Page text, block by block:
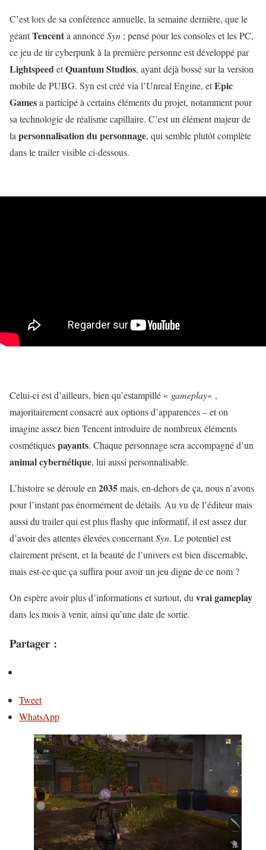
C’est lors de sa conférence annuelle, la semaine dernière, que le
géantTencenta annoncéSyn ; pensé pour les consoles et les PC,
ce jeu de tir cyberpunk à la première personne est développé par
LightspeedetQuantum Studios, ayant déjà bossé sur la version
mobile de PUBG. Syn est créé via l’Unreal Engine, etEpic
Gamesa participé à certains éléments du projet, notamment pour
sa technologie de réalisme capillaire. C’est un élément majeur de
la personnalisation du personnage, qui semble plutôt complète
dans le trailer visible ci-dessous.
Celui-ci est d’ailleurs, bien qu’estampillé « gameplay« ,
majoritairement consacré aux options d’apparences – et on
imagine assez bien Tencent introduire de nombreux éléments
cosmétiquespayants. Chaque personnage sera accompagné d’un
animal cybernétique, lui aussi personnalisable.
L’histoire se déroule en 2035mais, en-dehors de ça, nous n’avons
pour l’instant pas énormément de détails. Au vu de l’éditeur mais
aussi du trailer qui est plus flashy que informatif, il est assez dur
d’avoir des attentes élevées concernantSyn. Le potentiel est
clairement présent, et la beauté de l’univers est bien discernable,
mais est-ce que ça suffira pour avoir un jeu digne de ce nom ?
On espère avoir plus d’informations et surtout, du vrai gameplay
dans les mois à venir, ainsi qu’une date de sortie.
Partager :
Tweet
WhatsApp